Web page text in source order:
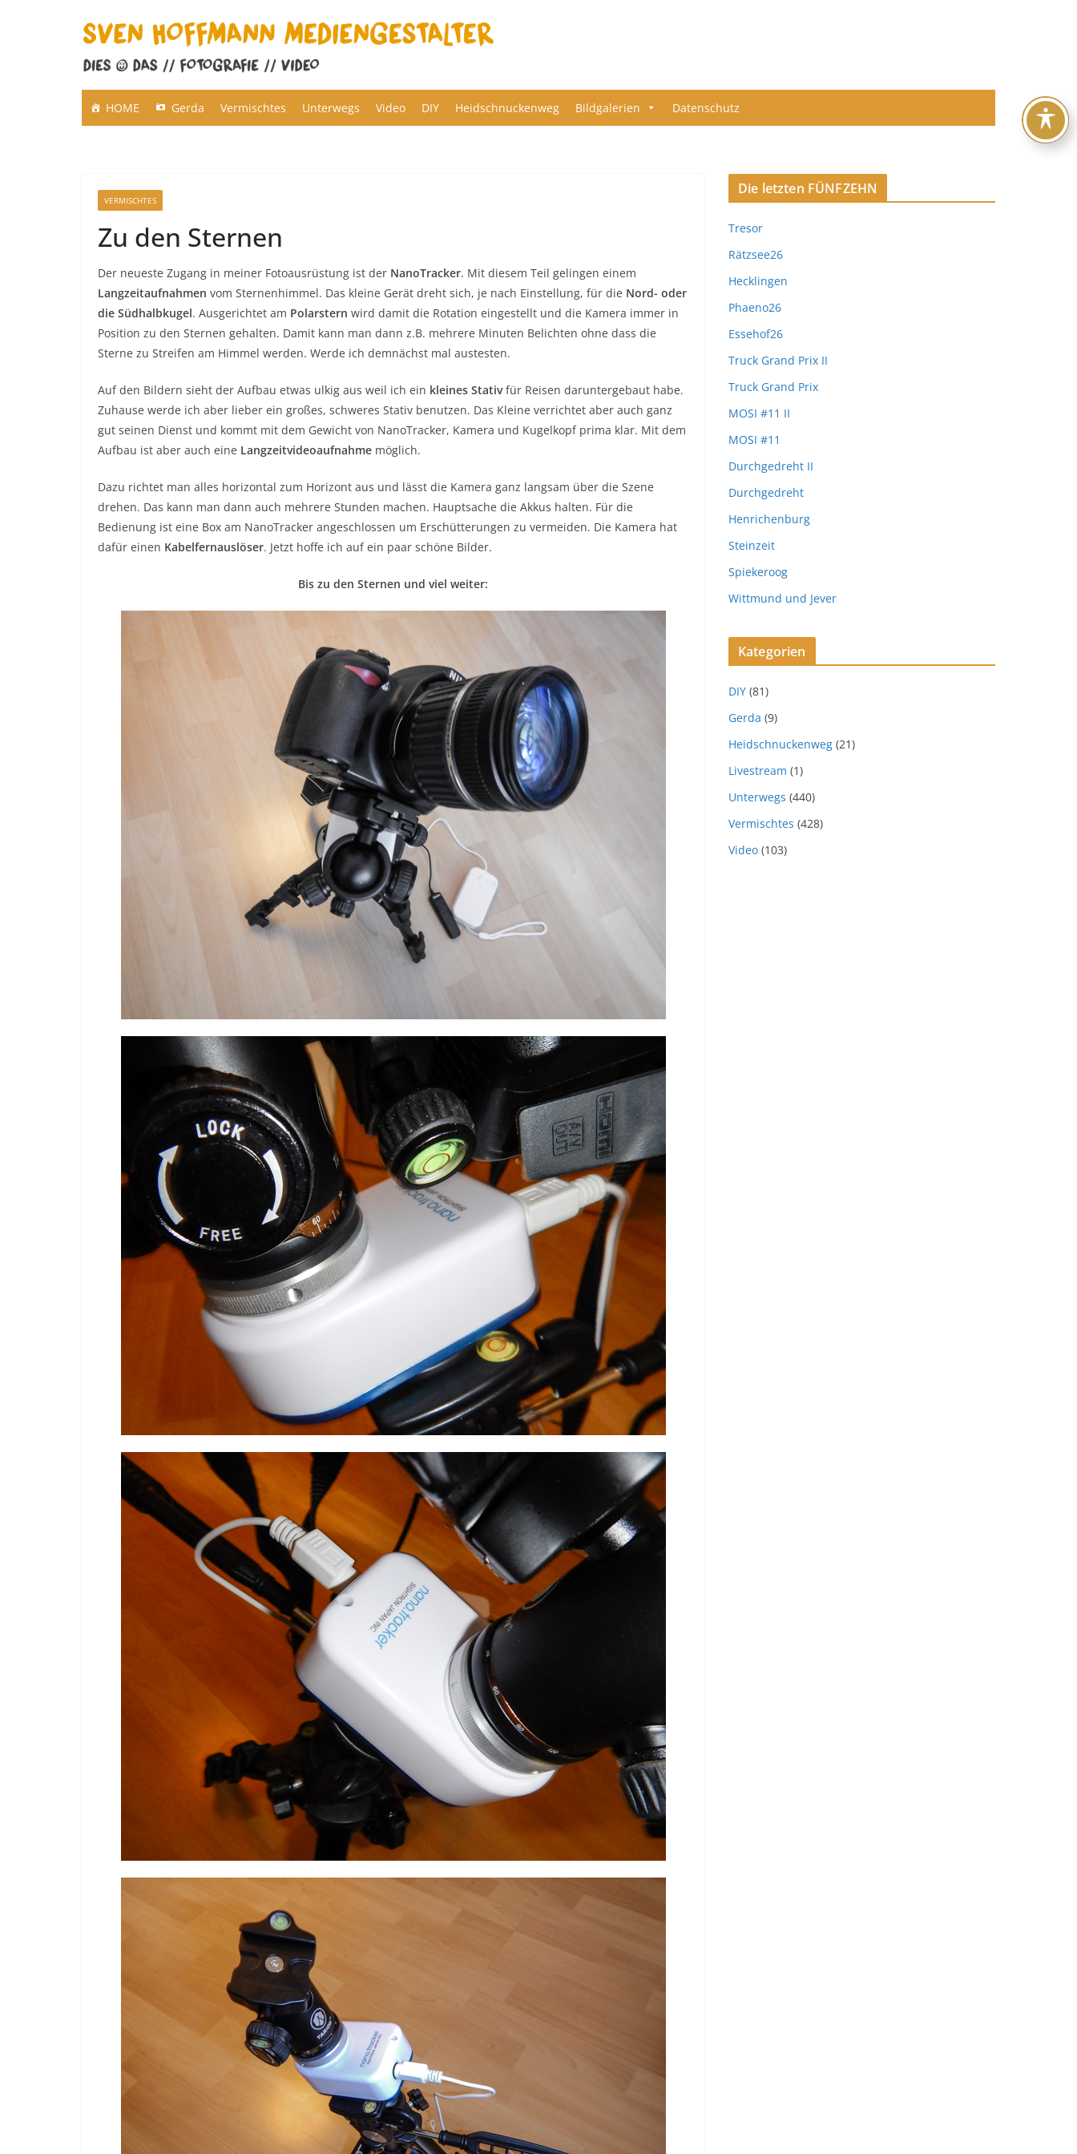
HOME Gerda Vermischtes Unterwegs Video DIY Heidschnuckenweg Bildgalerien Datenschutz
VERMISCHTES
Zu den Sternen
Der neueste Zugang in meiner Fotoausrüstung ist der NanoTracker. Mit diesem Teil gelingen einem
Langzeitaufnahmen vom Sternenhimmel. Das kleine Gerät dreht sich, je nach Einstellung, für die Nord- oder
die Südhalbkugel. Ausgerichtet am Polarstern wird damit die Rotation eingestellt und die Kamera immer in
Position zu den Sternen gehalten. Damit kann man dann z.B. mehrere Minuten Belichten ohne dass die
Sterne zu Streifen am Himmel werden. Werde ich demnächst mal austesten.
Auf den Bildern sieht der Aufbau etwas ulkig aus weil ich ein kleines Stativfür Reisen daruntergebaut habe.
Zuhause werde ich aber lieber ein großes, schweres Stativ benutzen. Das Kleine verrichtet aber auch ganz
gut seinen Dienst und kommt mit dem Gewicht von NanoTracker, Kamera und Kugelkopf prima klar. Mit dem
Aufbau ist aber auch eine Langzeitvideoaufnahme möglich.
Dazu richtet man alles horizontal zum Horizont aus und lässt die Kamera ganz langsam über die Szene
drehen. Das kann man dann auch mehrere Stunden machen. Hauptsache die Akkus halten. Für die
Bedienung ist eine Box am NanoTracker angeschlossen um Erschütterungen zu vermeiden. Die Kamera hat
dafür einen Kabelfernauslöser. Jetzt hoffe ich auf ein paar schöne Bilder.
Bis zu den Sternen und viel weiter:
Die letzten FÜNFZEHN
Tresor
Rätzsee26
Hecklingen
Phaeno26
Essehof26
Truck Grand Prix II
Truck Grand Prix
MOSI #11 II
MOSI #11
Durchgedreht II
Durchgedreht
Henrichenburg
Steinzeit
Spiekeroog
Wittmund und Jever
Kategorien
DIY (81)
Gerda (9)
Heidschnuckenweg (21)
Livestream (1)
Unterwegs (440)
Vermischtes (428)
Video (103)